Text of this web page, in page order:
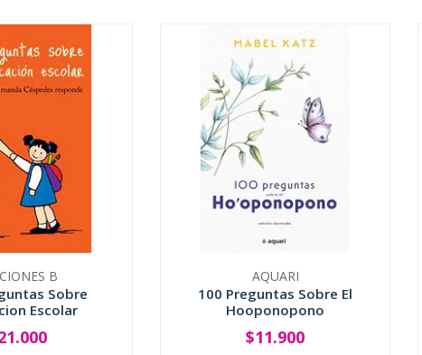
B
Sobre
Escolar
+
AQUARI
100 Preguntas Sobre El
Hooponopono
+
$11.900